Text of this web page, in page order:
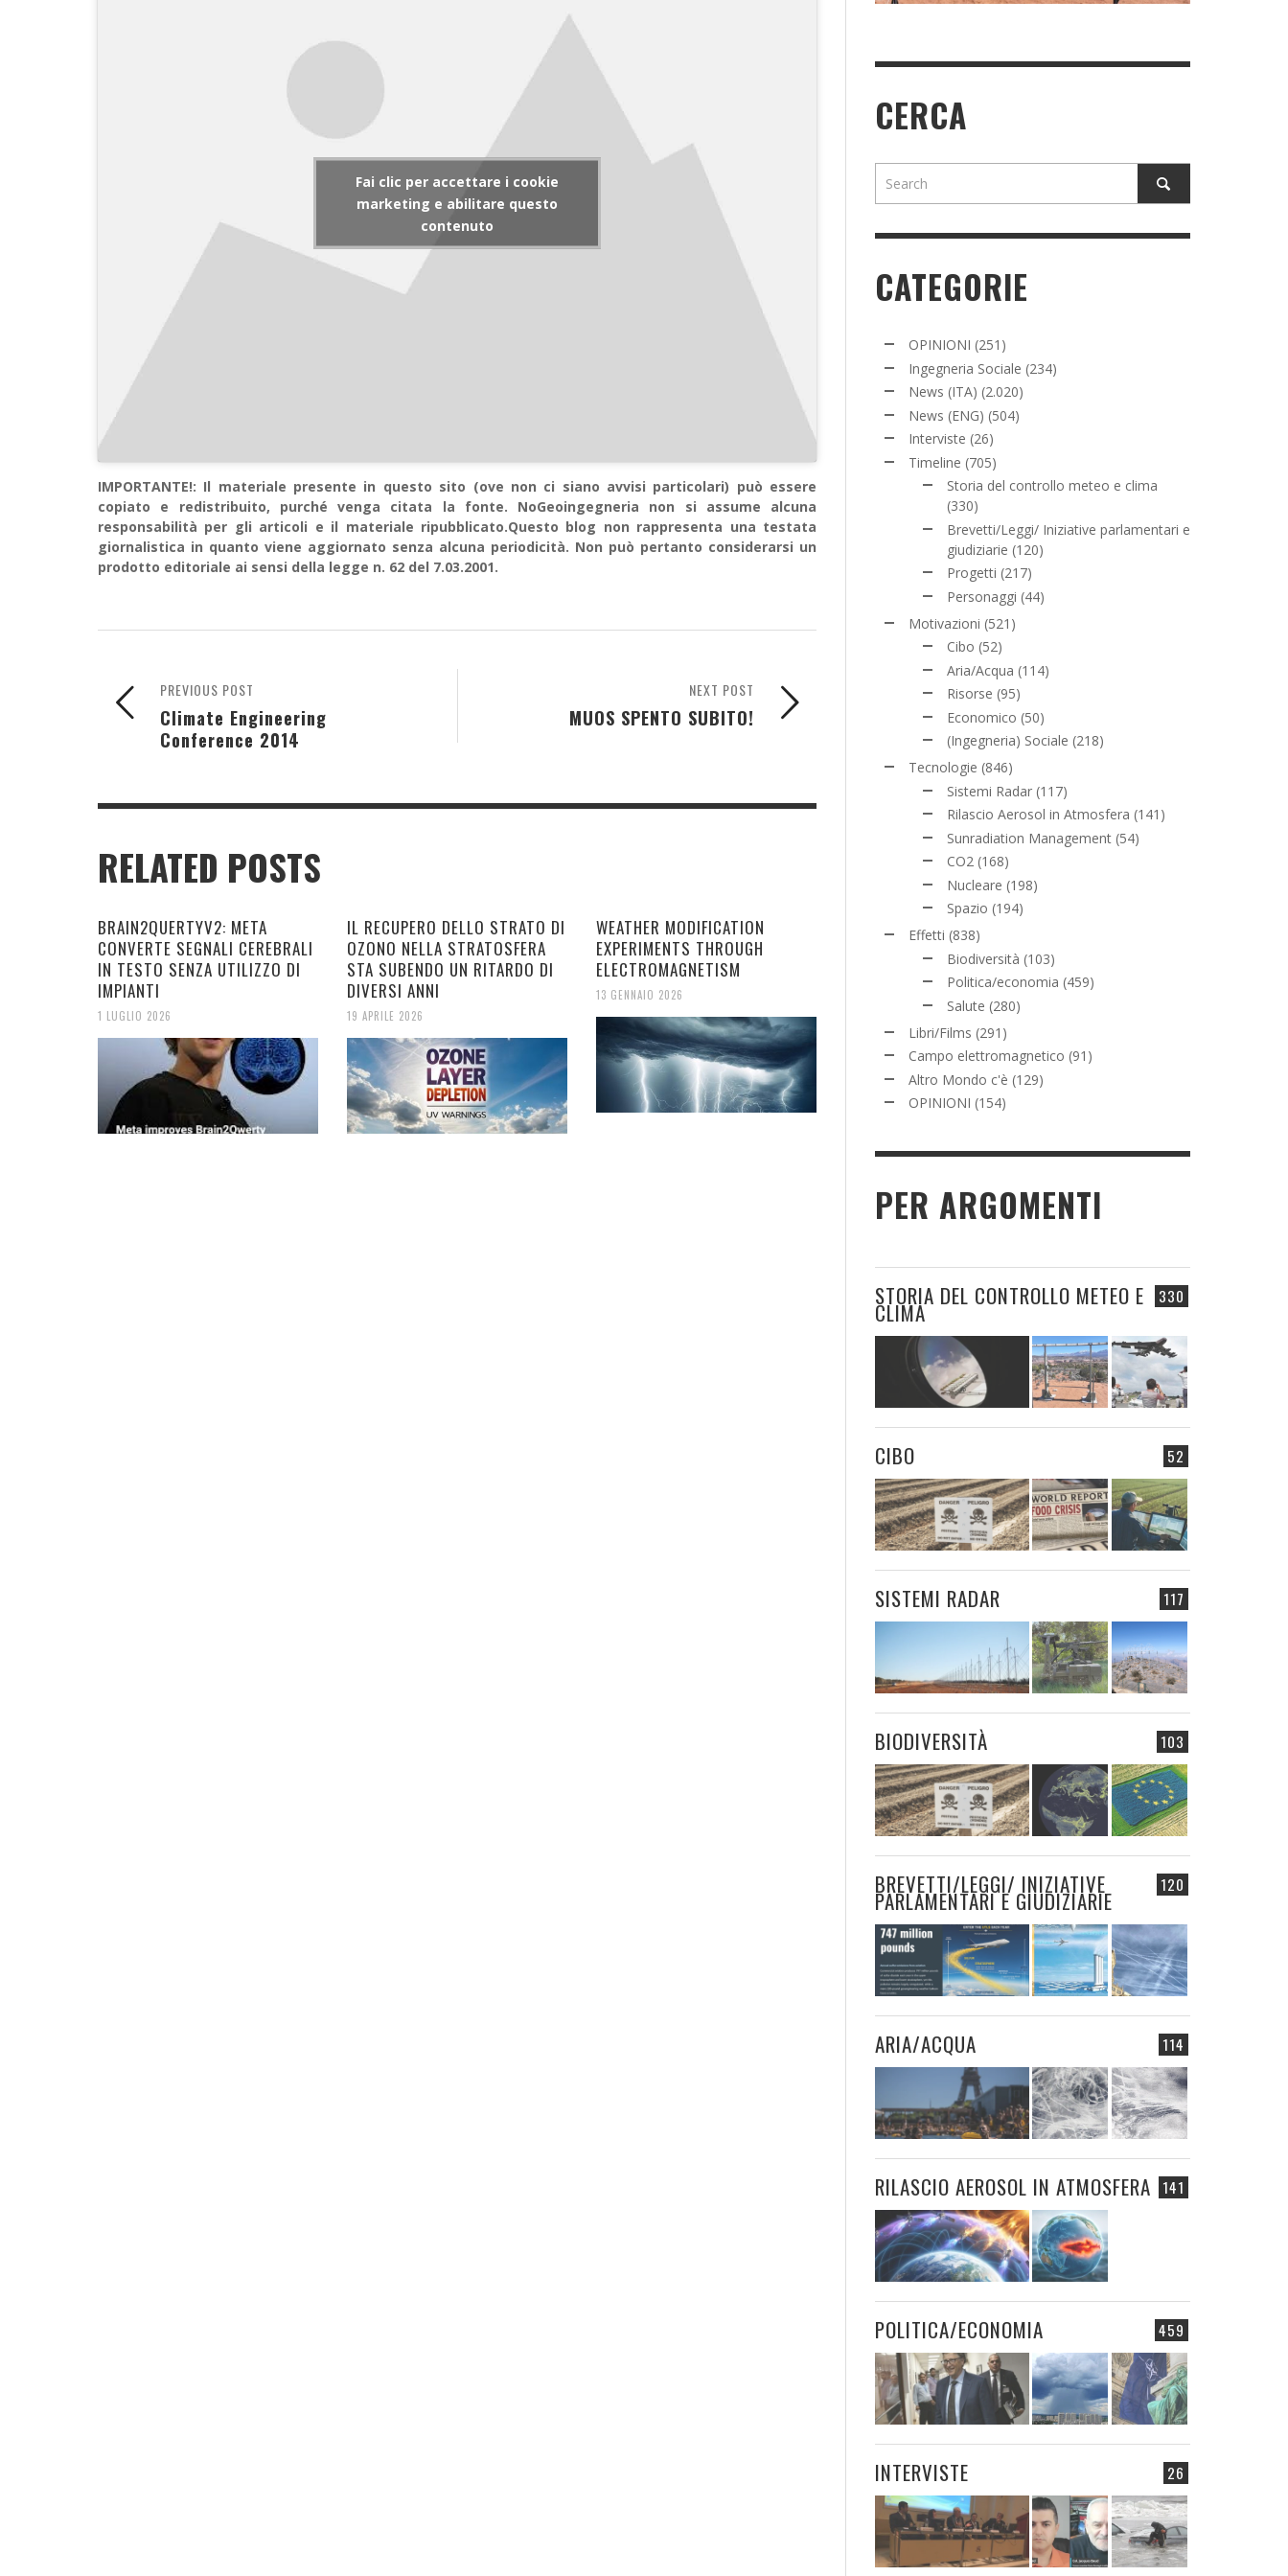
Fai clic per accettare i cookie
marketing e abilitare questo
contenuto
IMPORTANTE!: Il materiale presente in questo sito (ove non ci siano avvisi particolari) può essere
copiato e redistribuito, purché venga citata la fonte. NoGeoingegneria non si assume alcuna
responsabilità per gli articoli e il materiale ripubblicato.Questo blog non rappresenta una testata
giornalistica in quanto viene aggiornato senza alcuna periodicità. Non può pertanto considerarsi un
prodotto editoriale ai sensi della legge n. 62 del 7.03.2001.
NEXT POST
MUOS SPENTO SUBITO!
PREVIOUS POST
Climate Engineering
Conference 2014
RELATED POSTS
BRAIN2QUERTYV2: META
CONVERTE SEGNALI CEREBRALI
IN TESTO SENZA UTILIZZO DI
IMPIANTI
1 LUGLIO 2026
IL RECUPERO DELLO STRATO DI
OZONO NELLA STRATOSFERA
STA SUBENDO UN RITARDO DI
DIVERSI ANNI
19 APRILE 2026
WEATHER MODIFICATION
EXPERIMENTS THROUGH
ELECTROMAGNETISM
13 GENNAIO 2026
CERCA
CATEGORIE
OPINIONI (251)
Ingegneria Sociale (234)
News (ITA) (2.020)
News (ENG) (504)
Interviste (26)
Timeline (705)
Storia del controllo meteo e clima
(330)
Brevetti/Leggi/ Iniziative parlamentari e
giudiziarie (120)
Progetti (217)
Personaggi (44)
Motivazioni (521)
Cibo (52)
Aria/Acqua (114)
Risorse (95)
Economico (50)
(Ingegneria) Sociale (218)
Tecnologie (846)
Sistemi Radar (117)
Rilascio Aerosol in Atmosfera (141)
Sunradiation Management (54)
CO2 (168)
Nucleare (198)
Spazio (194)
Effetti (838)
Biodiversità (103)
Politica/economia (459)
Salute (280)
Libri/Films (291)
Campo elettromagnetico (91)
Altro Mondo c'è (129)
OPINIONI (154)
PER ARGOMENTI
330
STORIA DEL CONTROLLO METEO E
CLIMA
52
CIBO
117
SISTEMI RADAR
103
BIODIVERSITÀ
120
BREVETTI/LEGGI/ INIZIATIVE
PARLAMENTARI E GIUDIZIARIE
114
ARIA/ACQUA
141
RILASCIO AEROSOL IN ATMOSFERA
459
POLITICA/ECONOMIA
26
INTERVISTE